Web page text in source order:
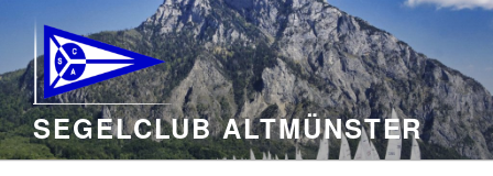
Inhalt
springen
SEGELCLUB ALTMÜNSTER